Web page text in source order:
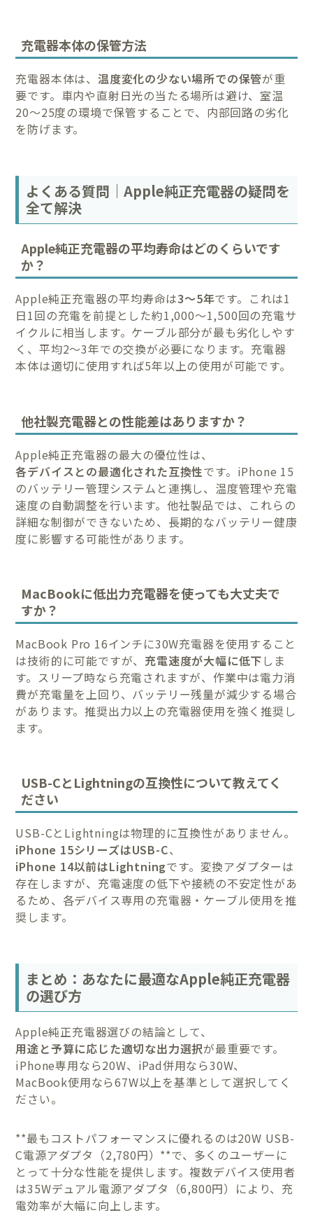
充電器本体の保管方法
充電器本体は、温度変化の少ない場所での保管が重
要です。車内や直射日光の当たる場所は避け、室温
20〜25度の環境で保管することで、内部回路の劣化
を防げます。
よくある質問｜Apple純正充電器の疑問を
全て解決
Apple純正充電器の平均寿命はどのくらいです
か？
Apple純正充電器の平均寿命は3〜5年です。これは1
日1回の充電を前提とした約1,000〜1,500回の充電サ
イクルに相当します。ケーブル部分が最も劣化しやす
く、平均2〜3年での交換が必要になります。充電器
本体は適切に使用すれば5年以上の使用が可能です。
他社製充電器との性能差はありますか？
Apple純正充電器の最大の優位性は、
各デバイスとの最適化された互換性です。iPhone 15
のバッテリー管理システムと連携し、温度管理や充電
速度の自動調整を行います。他社製品では、これらの
詳細な制御ができないため、長期的なバッテリー健康
度に影響する可能性があります。
MacBookに低出力充電器を使っても大丈夫で
すか？
MacBook Pro 16インチに30W充電器を使用すること
は技術的に可能ですが、充電速度が大幅に低下 しま
す。スリープ時なら充電されますが、作業中は電力消
費が充電量を上回り、バッテリー残量が減少する場合
があります。推奨出力以上の充電器使用を強く推奨し
ます。
USB-CとLightningの互換性について教えてく
ださい
USB-CとLightningは物理的に互換性がありません。
iPhone 15シリーズはUSB-C、
iPhone 14以前はLightningです。変換アダプターは
存在しますが、充電速度の低下や接続の不安定性があ
るため、各デバイス専用の充電器・ケーブル使用を推
奨します。
まとめ：あなたに最適なApple純正充電器
の選び方
Apple純正充電器選びの結論として、
用途と予算に応じた適切な出力選択が最重要です。
iPhone専用なら20W、iPad併用なら30W、
MacBook使用なら67W以上を基準として選択してく
ださい。
**最もコストパフォーマンスに優れるのは20W USB-
C電源アダプタ（2,780円）**で、多くのユーザーに
とって十分な性能を提供します。複数デバイス使用者
は35Wデュアル電源アダプタ（6,800円）により、充
電効率が大幅に向上します。